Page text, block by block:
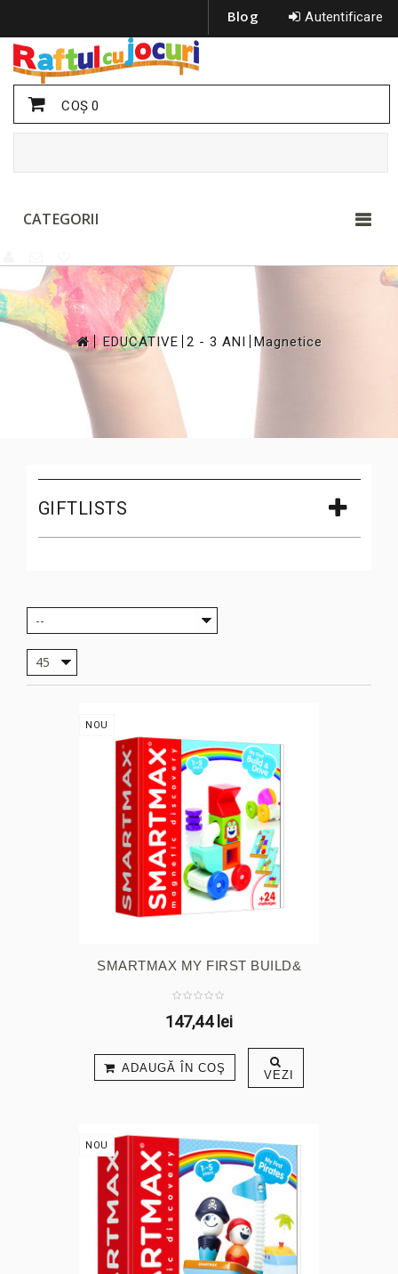
Autentificare
Blog
COŞ0
CATEGORII
EDUCATIVE 2 - 3 ANI
Magnetice
GIFTLISTS
--
45
NOU
SMARTMAX MY FIRST BUILD&
147,44 lei
ADAUGĂ ÎN COŞ VEZI
NOU